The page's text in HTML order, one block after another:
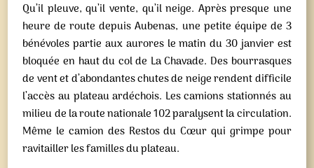
Qu’il pleuve, qu’il vente, qu’il neige. Après presque une
heure de route depuis Aubenas, une petite équipe de 3
bénévoles partie aux aurores le matin du 30 janvier est
bloquée en haut du col de La Chavade. Des bourrasques
de vent et d’abondantes chutes de neige rendent difficile
l’accès au plateau ardéchois. Les camions stationnés au
milieu de la route nationale 102 paralysent la circulation.
Même le camion des Restos du Cœur qui grimpe pour
ravitailler les familles du plateau.